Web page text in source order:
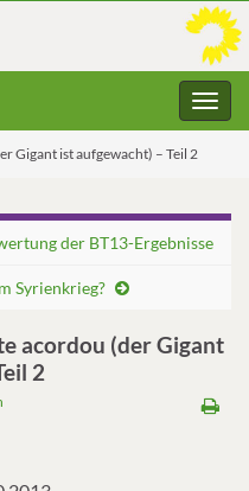
Gigant ist aufgewacht) – Teil 2
der BT13-Ergebnisse
Syrienkrieg?
acordou (der Gigant
2